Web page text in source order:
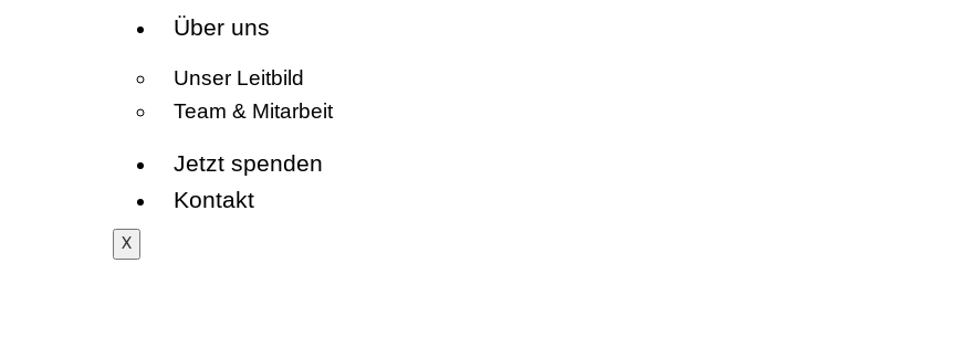
Über uns
Unser Leitbild
Team & Mitarbeit
Jetzt spenden
Kontakt
X